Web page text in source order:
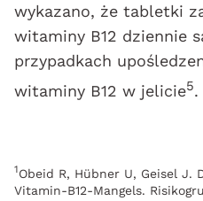
wykazano, że tabletki
witaminy B12 dziennie
przypadkach
witaminy B12 w jelicie5.
1Obeid R, Hübner U, Geisel J.
Vitamin-B12-Mangels.